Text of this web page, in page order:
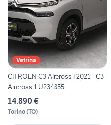
Vetrina
CITROEN C3 Aircross I 2021 - C3
Aircross 1 U234855
14.890 €
Torino(TO)